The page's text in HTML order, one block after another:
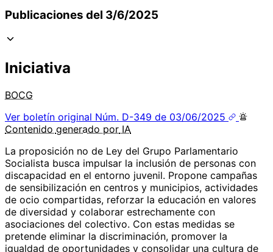
Publicaciones del 3/6/2025
Iniciativa
BOCG
Ver boletín original Núm. D-349 de 03/06/2025
Contenido generado por IA
La proposición no de Ley del Grupo Parlamentario
Socialista busca impulsar la inclusión de personas con
discapacidad en el entorno juvenil. Propone campañas
de sensibilización en centros y municipios, actividades
de ocio compartidas, reforzar la educación en valores
de diversidad y colaborar estrechamente con
asociaciones del colectivo. Con estas medidas se
pretende eliminar la discriminación, promover la
igualdad de oportunidades y consolidar una cultura de